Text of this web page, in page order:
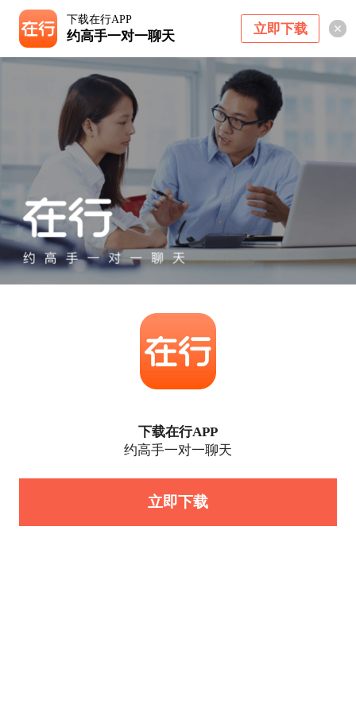
下载在行APP
约高手一对一聊天 立即下载
下载在行APP
约高手一对一聊天
立即下载